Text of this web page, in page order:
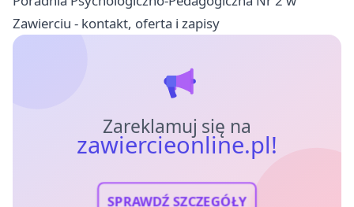
Zawierciu - kontakt, oferta i zapisy
Zareklamuj się na
zawiercieonline.pl!
SPRAWDŹ SZCZEGÓŁY